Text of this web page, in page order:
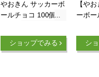
やおきん サッカーボ
ールチョコ 100個
ショップでみる
【や
ーボー
｛駄
シ